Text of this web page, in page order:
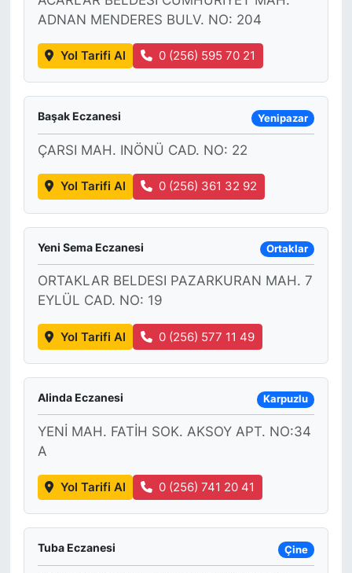
ADNAN MENDERES BULV. NO: 204
Yol Tarifi Al 0 (256) 595 70 21
Başak Eczanesi Yenipazar
ÇARSI MAH. INÖNÜ CAD. NO: 22
Yol Tarifi Al 0 (256) 361 32 92
Yeni Sema Eczanesi Ortaklar
ORTAKLAR BELDESI PAZARKURAN MAH. 7
EYLÜL CAD. NO: 19
Yol Tarifi Al 0 (256) 577 11 49
Alinda Eczanesi Karpuzlu
YENİ MAH. FATİH SOK. AKSOY APT. NO:34
A
Yol Tarifi Al 0 (256) 741 20 41
Tuba Eczanesi Çine